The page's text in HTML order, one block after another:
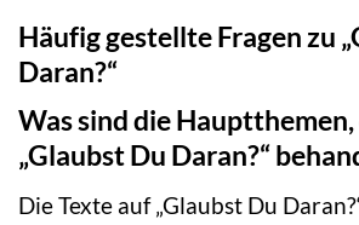
Häufig gestellte Fragen zu
Daran?“
Was sind die
„Glaubst Du Daran?“
Die Texte auf „Glaubst Du